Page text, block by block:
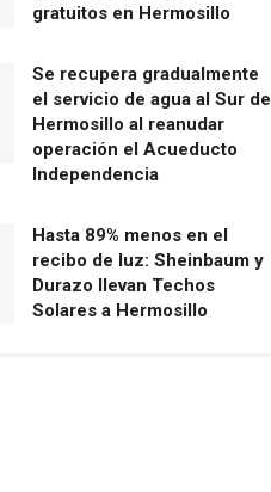
gratuitos en Hermosillo
Se recupera gradualmente
el servicio de agua al Sur de
Hermosillo al reanudar
operación el Acueducto
Independencia
Hasta 89% menos en el
recibo de luz: Sheinbaum y
Durazo llevan Techos
Solares a Hermosillo